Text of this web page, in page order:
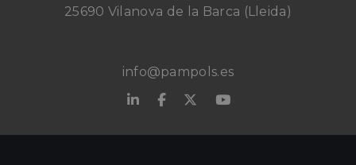
25690 Vilanova de la Barca (Lleida)
info@pampols.es